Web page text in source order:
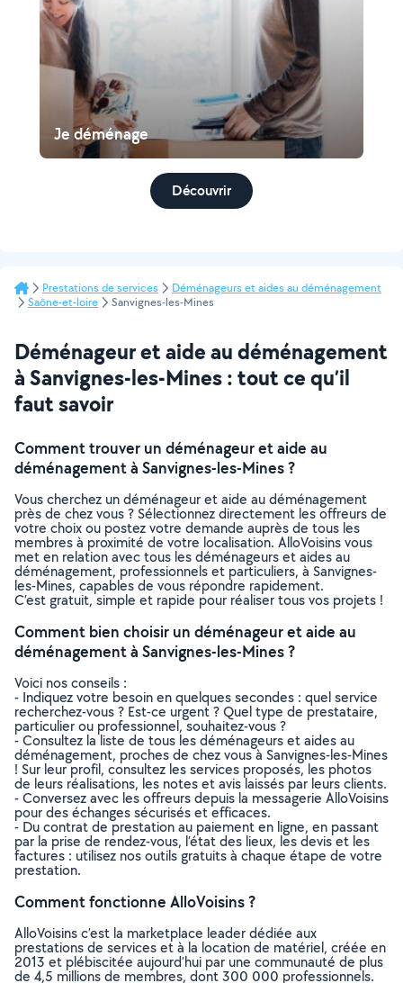
Je déménage
Découvrir
Prestations de services
Déménageurs et aides au déménagement
Saône-et-loire
Sanvignes-les-Mines
Déménageur et aide au déménagement
à Sanvignes-les-Mines : tout ce qu’il
faut savoir
Comment trouver un déménageur et aide au
déménagement à Sanvignes-les-Mines ?
Vous cherchez un déménageur et aide au déménagement
près de chez vous ? Sélectionnez directement les offreurs de
votre choix ou postez votre demande auprès de tous les
membres à proximité de votre localisation. AlloVoisins vous
met en relation avec tous les déménageurs et aides au
déménagement, professionnels et particuliers, à Sanvignes-
les-Mines, capables de vous répondre rapidement.
C’est gratuit, simple et rapide pour réaliser tous vos projets !
Comment bien choisir un déménageur et aide au
déménagement à Sanvignes-les-Mines ?
Voici nos conseils :
- Indiquez votre besoin en quelques secondes : quel service
recherchez-vous ? Est-ce urgent ? Quel type de prestataire,
particulier ou professionnel, souhaitez-vous ?
- Consultez la liste de tous les déménageurs et aides au
déménagement, proches de chez vous à Sanvignes-les-Mines
! Sur leur profil, consultez les services proposés, les photos
de leurs réalisations, les notes et avis laissés par leurs clients.
- Conversez avec les offreurs depuis la messagerie AlloVoisins
pour des échanges sécurisés et efficaces.
- Du contrat de prestation au paiement en ligne, en passant
par la prise de rendez-vous, l’état des lieux, les devis et les
factures : utilisez nos outils gratuits à chaque étape de votre
prestation.
Comment fonctionne AlloVoisins ?
AlloVoisins c’est la marketplace leader dédiée aux
prestations de services et à la location de matériel, créée en
2013 et plébiscitée aujourd’hui par une communauté de plus
de 4,5 millions de membres, dont 300 000 professionnels.